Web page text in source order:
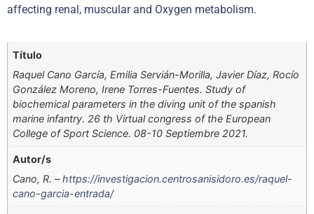
affecting renal, muscular and Oxygen metabolism.
Título
Raquel Cano García, Emilia Servián-Morilla, Javier Díaz, Rocío
González Moreno, Irene Torres-Fuentes. Study of
biochemical parameters in the diving unit of the spanish
marine infantry. 26 th Virtual congress of the European
College of Sport Science. 08-10 Septiembre 2021.
Autor/s
Cano, R. –https://investigacion.centrosanisidoro.es/raquel-
cano-garcia-entrada/